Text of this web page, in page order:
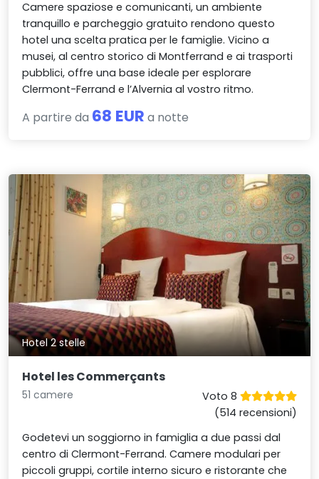
Camere spaziose e comunicanti, un ambiente
tranquillo e parcheggio gratuito rendono questo
hotel una scelta pratica per le famiglie. Vicino a
musei, al centro storico di Montferrand e ai trasporti
pubblici, offre una base ideale per esplorare
Clermont-Ferrand e l’Alvernia al vostro ritmo.
A partire da 68 EUR a notte
Hotel 2 stelle
Hotel les Commerçants
51 camere
Voto 8
(514 recensioni)
Godetevi un soggiorno in famiglia a due passi dal
centro di Clermont-Ferrand. Camere modulari per
piccoli gruppi, cortile interno sicuro e ristorante che